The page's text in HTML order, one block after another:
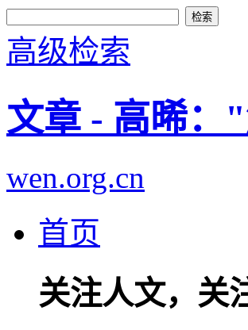
高级检索
文章 - 高晞：
wen.org.cn
首页
关注人文，关